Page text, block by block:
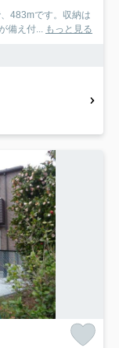
483mです。収納は
備え付...
もっと見る